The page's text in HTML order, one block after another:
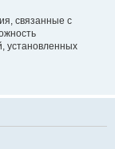
связанные с
установленных